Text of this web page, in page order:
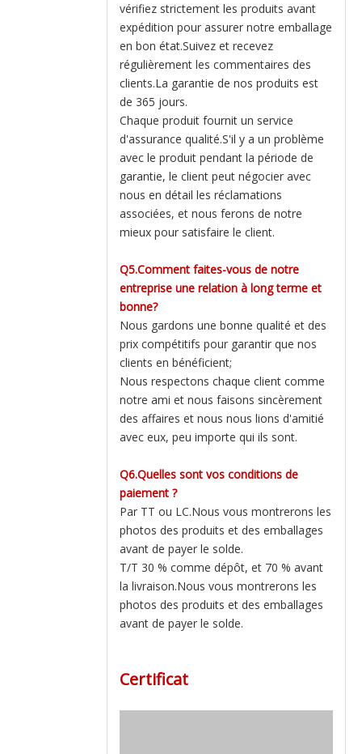
vérifiez strictement les produits avant
expédition pour assurer notre emballage
en bon état.Suivez et recevez
régulièrement les commentaires des
clients.La garantie de nos produits est
de 365 jours.
Chaque produit fournit un service
d'assurance qualité.S'il y a un problème
avec le produit pendant la période de
garantie, le client peut négocier avec
nous en détail les réclamations
associées, et nous ferons de notre
mieux pour satisfaire le client.
Q5.Comment faites-vous de notre
entreprise une relation à long terme et
bonne?
Nous gardons une bonne qualité et des
prix compétitifs pour garantir que nos
clients en bénéficient;
Nous respectons chaque client comme
notre ami et nous faisons sincèrement
des affaires et nous nous lions d'amitié
avec eux, peu importe qui ils sont.
Q6.Quelles sont vos conditions de
paiement ?
Par TT ou LC.Nous vous montrerons les
photos des produits et des emballages
avant de payer le solde.
T/T 30 % comme dépôt, et 70 % avant
la livraison.Nous vous montrerons les
photos des produits et des emballages
avant de payer le solde.
Certificat